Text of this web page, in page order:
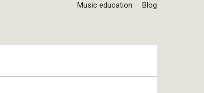
Music education Blog